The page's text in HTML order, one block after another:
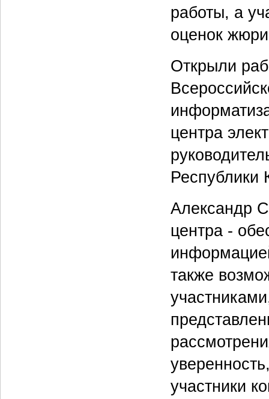
работы, а
оценок
Открыли
центра
Республики
Александр
центра -
также
участники